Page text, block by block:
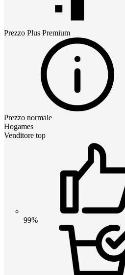
Prezzo Plus Premium
Prezzo normale
Hogames
Venditore top
99%